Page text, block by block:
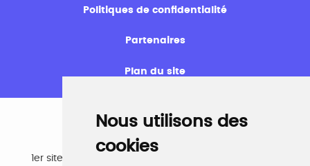
Nous utilisons des
cookies
Politiques de confidentialité
Partenaires
Plan du site
Emploi
1er site emploi du secteur culturel 784.000 visites et